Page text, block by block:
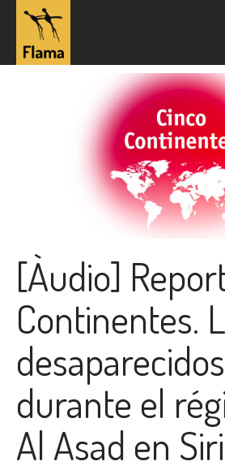
[Àudio]
Continentes.
desaparecidos
durante el
Al Asad en